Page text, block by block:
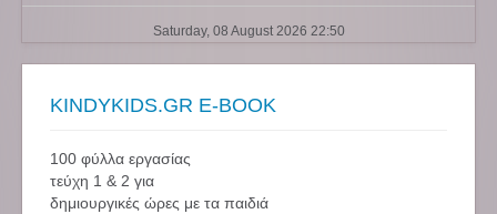
Saturday, 08 August 2026 22:50
KINDYKIDS.GR E-BOOK
100 φύλλα εργασίας
τεύχη 1 & 2 για
δημιουργικές ώρες με τα παιδιά